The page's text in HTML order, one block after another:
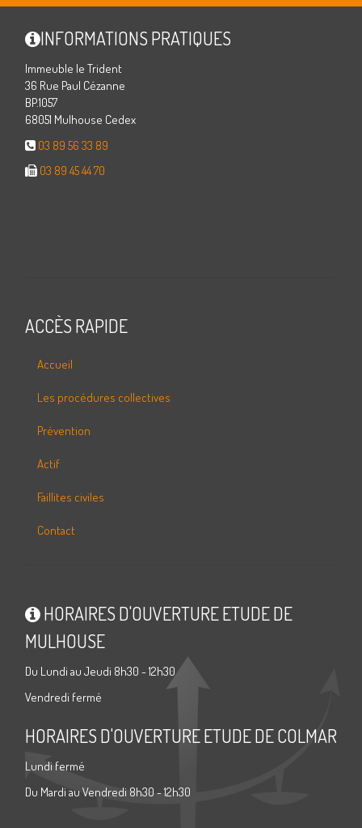
INFORMATIONS PRATIQUES
Immeuble le Trident
36 Rue Paul Cézanne
BP.1057
68051 Mulhouse Cedex
03 89 56 33 89
03 89 45 44 70
ACCÈS RAPIDE
Accueil
Les procédures collectives
Prévention
Actif
Faillites civiles
Contact
HORAIRES D'OUVERTURE ETUDE DE
MULHOUSE
Du Lundi au Jeudi 8h30 - 12h30
Vendredi fermé
HORAIRES D'OUVERTURE ETUDE DE COLMAR
Lundi fermé
Du Mardi au Vendredi 8h30 - 12h30